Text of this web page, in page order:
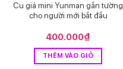
Cu giả mini Yunman gắn tường
cho người mới bắt đầu
400.000₫
THÊM VÀO GIỎ